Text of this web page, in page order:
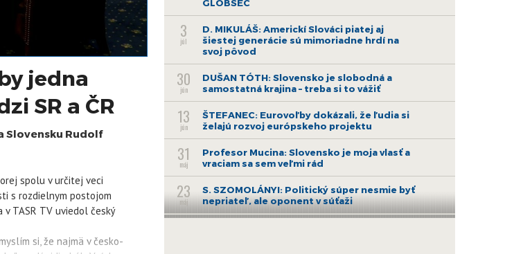
jedna
SR a ČR
Slovensku Rudolf
spolu v určitej veci
s rozdielnym postojom
TASR TV uviedol český
si, že najmä v česko-
GLOBSEC
3
júl
D. MIKULÁŠ: Americkí Slováci piatej aj
šiestej generácie sú mimoriadne hrdí na
svoj pôvod
30
jún
DUŠAN TÓTH: Slovensko je slobodná a
samostatná krajina – treba si to vážiť
13
jún
ŠTEFANEC: Eurovoľby dokázali, že ľudia si
želajú rozvoj európskeho projektu
31
máj
Profesor Mucina: Slovensko je moja vlasť a
vraciam sa sem veľmi rád
23
máj
S. SZOMOLÁNYI: Politický súper nesmie byť
nepriateľ, ale oponent v súťaži